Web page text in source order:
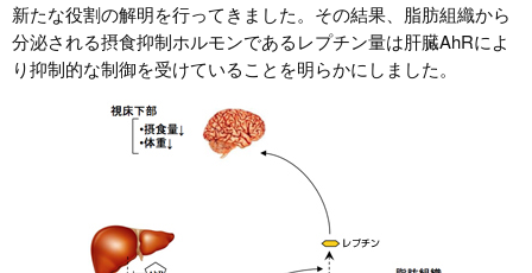
新たな役割の解明を行ってきました。その結果、脂肪組織から
分泌される摂食抑制ホルモンであるレプチン量は肝臓AhRによ
り抑制的な制御を受けていることを明らかにしました。